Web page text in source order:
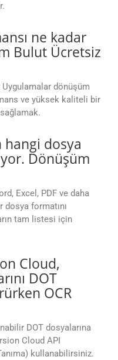
ne kadar
Bulut Ücretsiz
dönüşüm
ve yüksek kaliteli bir
hangi dosya
Dönüşüm
Excel, PDF ve daha
formatını
tam listesi için
Cloud,
DOT
OCR
DOT dosyalarına
Cloud API
kullanabilirsiniz.